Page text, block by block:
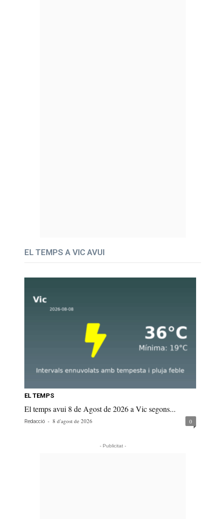
EL TEMPS A VIC AVUI
EL TEMPS
El temps avui 8 de Agost de 2026 a Vic segons...
Redacció - 8 d'agost de 2026 0
- Publicitat -